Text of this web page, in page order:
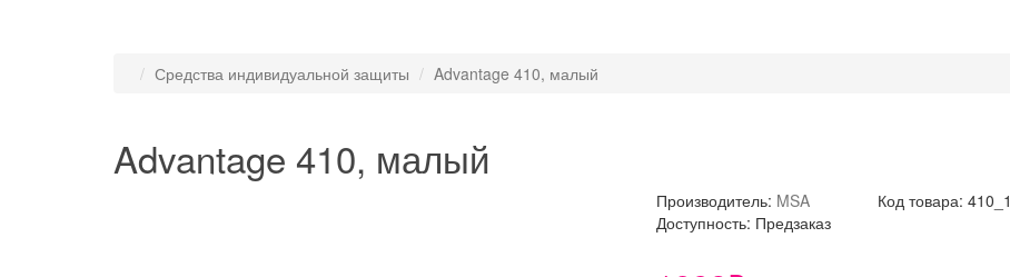
Средства индивидуальной защиты
Advantage 410, малый
Advantage 410, малый
Производитель: MSA
Код товара: 410_1
Доступность: Предзаказ